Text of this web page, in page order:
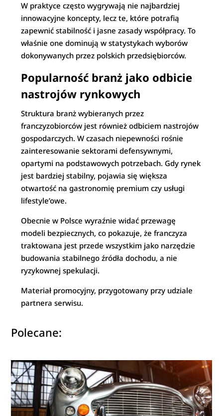
W praktyce często wygrywają nie najbardziej
innowacyjne koncepty, lecz te, które potrafią
zapewnić stabilność i jasne zasady współpracy. To
właśnie one dominują w statystykach wyborów
dokonywanych przez polskich przedsiębiorców.
Popularność branż jako odbicie
nastrojów rynkowych
Struktura branż wybieranych przez
franczyzobiorców jest również odbiciem nastrojów
gospodarczych. W czasach niepewności rośnie
zainteresowanie sektorami defensywnymi,
opartymi na podstawowych potrzebach. Gdy rynek
jest bardziej stabilny, pojawia się większa
otwartość na gastronomię premium czy usługi
lifestyle’owe.
Obecnie w Polsce wyraźnie widać przewagę
modeli bezpiecznych, co pokazuje, że franczyza
traktowana jest przede wszystkim jako narzędzie
budowania stabilnego źródła dochodu, a nie
ryzykownej spekulacji.
Materiał promocyjny, przygotowany przy udziale
partnera serwisu.
Polecane: